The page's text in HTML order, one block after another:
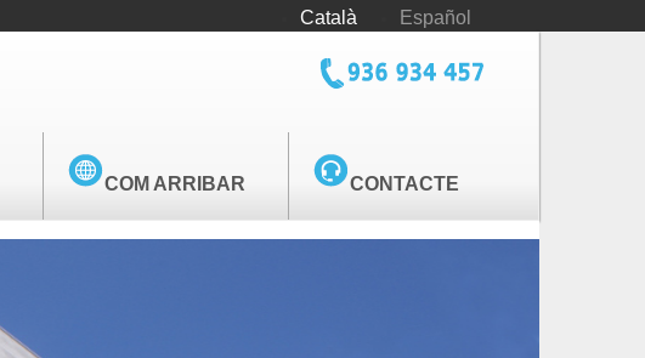
Català Español
tel_cediv.png
COM ARRIBAR CONTACTE